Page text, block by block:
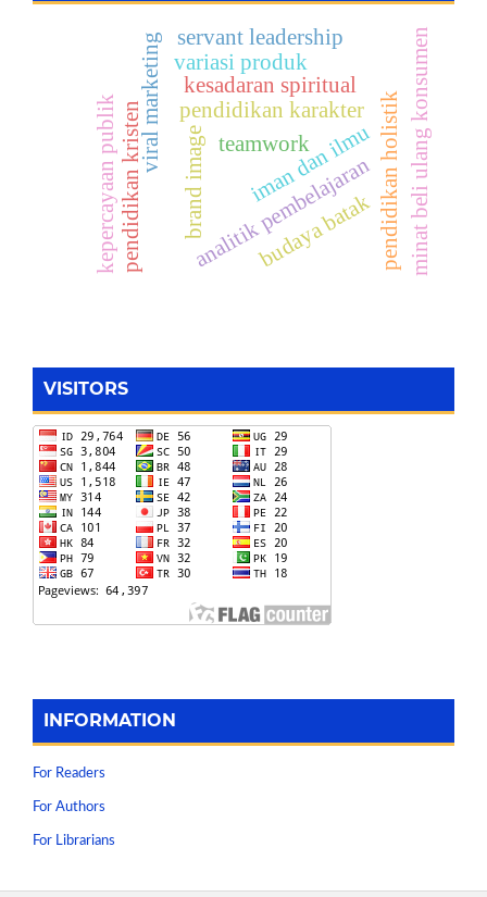
viral marketing
brand image
analitik pembelajaran
pendidikan karakter pendidikan holistik
pendidikan kristen iman dan ilmu
budaya batak
kesadaran spiritual
teamwork
variasi produk minat beli ulang konsumen
servant leadership
kepercayaan publik
VISITORS
INFORMATION
For Readers
For Authors
For Librarians